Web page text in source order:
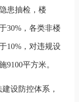
患抽检，楼
30%，各类非楼
10%，对违规设
9100平方米。
设防控体系，